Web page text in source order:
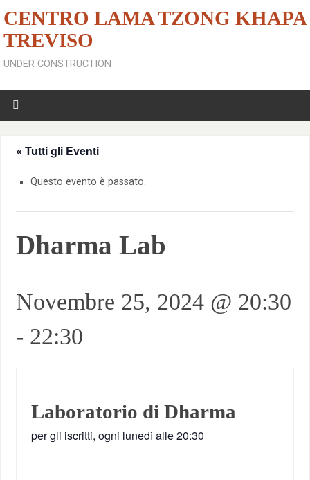
CENTRO LAMA TZONG KHAPA
TREVISO
UNDER CONSTRUCTION
« Tutti gli Eventi
Questo evento è passato.
Dharma Lab
Novembre 25, 2024 @ 20:30
- 22:30
Laboratorio di Dharma
per gli iscritti, ogni lunedì alle 20:30